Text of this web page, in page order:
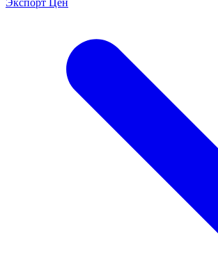
Экспорт Цен